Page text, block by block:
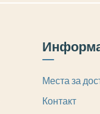
Места за
Контакт